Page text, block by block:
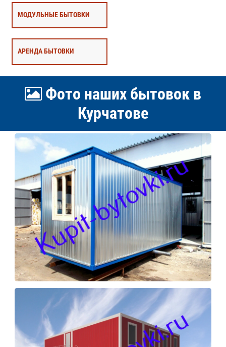
МОДУЛЬНЫЕ БЫТОВКИ
АРЕНДА БЫТОВКИ
Фото наших бытовок в
Курчатове